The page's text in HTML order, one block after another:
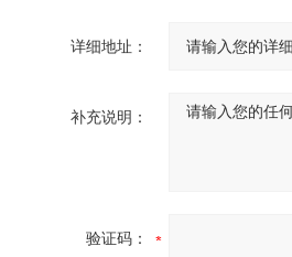
详细地址：
补充说明：
验证码：